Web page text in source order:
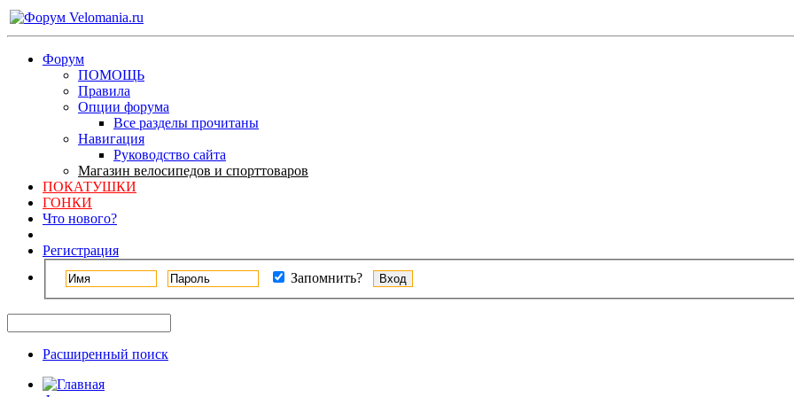
Форум
ПОМОЩЬ
Правила
Опции форума
Все разделы прочитаны
Навигация
Руководство сайта
Магазин велосипедов и спорттоваров
ПОКАТУШКИ
ГОНКИ
Что нового?
Регистрация
Запомнить?
Расширенный поиск